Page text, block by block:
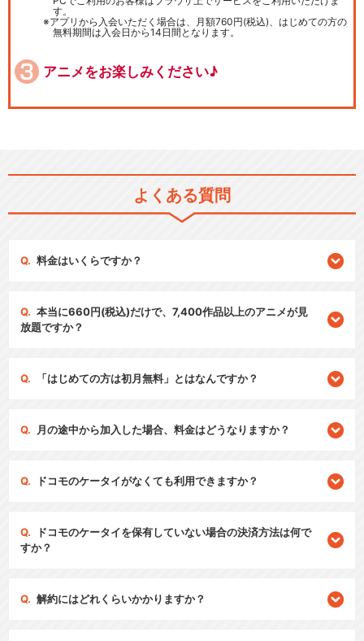
す。
アプリから入会いただく場合は、月額760円(税込)、はじめての方の
無料期間は入会日から14日間となります。
アニメをお楽しみください♪
よくある質問
料金はいくらですか？
本当に660円(税込)だけで、7,400作品以上のアニメが見
放題ですか？
「はじめての方は初月無料」とはなんですか？
月の途中から加入した場合、料金はどうなりますか？
ドコモのケータイがなくても利用できますか？
ドコモのケータイを保有していない場合の決済方法は何で
すか？
解約にはどれくらいかかりますか？